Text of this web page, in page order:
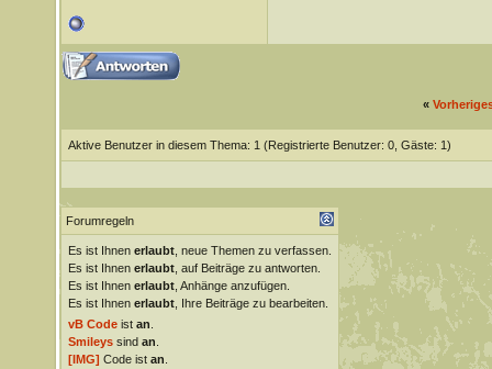
«
Aktive Benutzer in diesem Thema: 1 (Registrierte Benutzer: 0, Gäste: 1)
Forumregeln
Es ist Ihnen erlaubt, neue Themen zu verfassen.
Es ist Ihnen erlaubt, auf Beiträge zu antworten.
Es ist Ihnen erlaubt, Anhänge anzufügen.
Es ist Ihnen erlaubt, Ihre Beiträge zu bearbeiten.
vB Codeist an
Smileyssind an
[IMG] Code ist an